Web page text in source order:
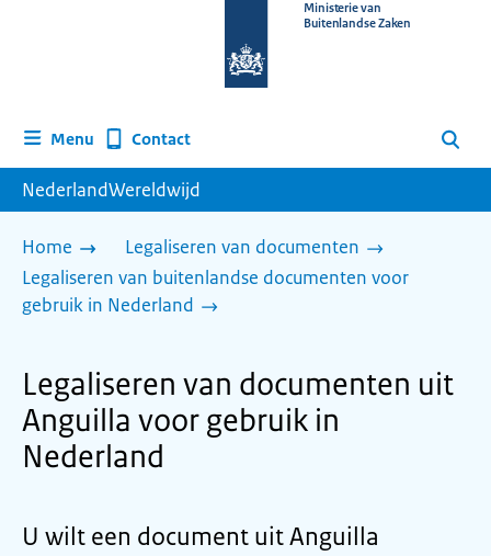
homepage
Ministerie van
Buitenlandse Zaken
Menu Contact Zoeken
NederlandWereldwijd
Home
Legaliseren van documenten
Legaliseren van buitenlandse documenten voor
gebruik in Nederland
Legaliseren van documenten uit
Anguilla voor gebruik in
Nederland
U wilt een document uit Anguilla